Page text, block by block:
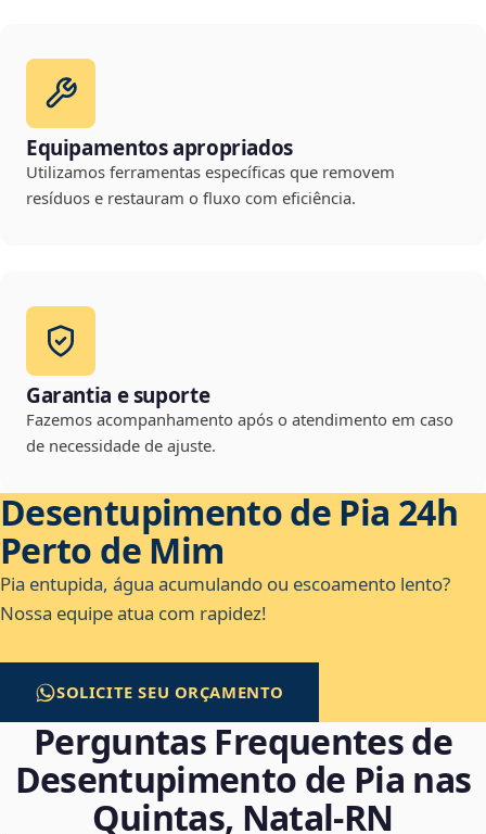
Equipamentos apropriados
Utilizamos ferramentas específicas que removem
resíduos e restauram o fluxo com eficiência.
Garantia e suporte
Fazemos acompanhamento após o atendimento em caso
de necessidade de ajuste.
Desentupimento de Pia 24h
Perto de Mim
Pia entupida, água acumulando ou escoamento lento?
Nossa equipe atua com rapidez!
SOLICITE SEU ORÇAMENTO
Perguntas Frequentes de
Desentupimento de Pia nas
Quintas, Natal‑RN